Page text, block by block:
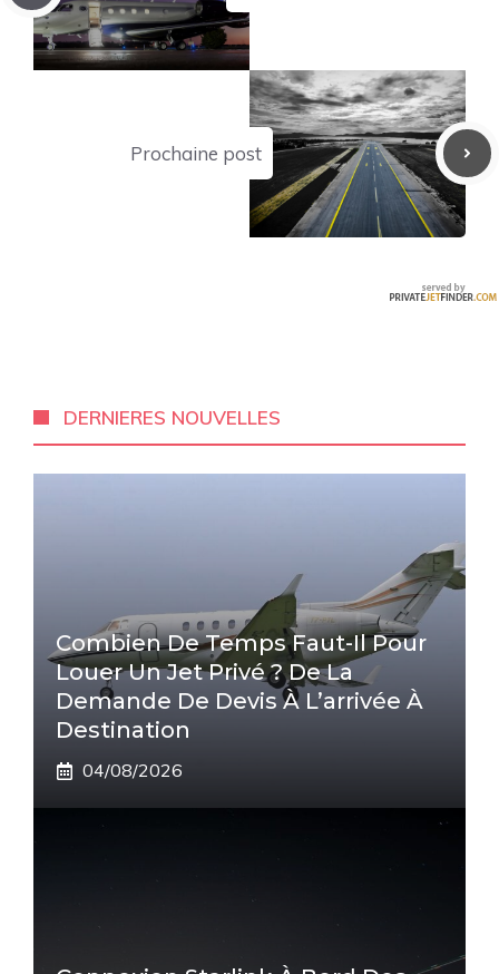
Prochaine post
DERNIERES NOUVELLES
Combien De Temps Faut-Il Pour
Louer Un Jet Privé ? De La
Demande De Devis À L’arrivée À
Destination
04/08/2026